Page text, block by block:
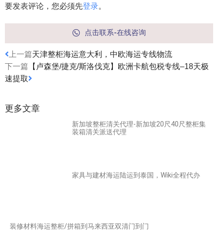
要发表评论，您必须先登录。
点击联系-在线咨询
上一篇天津整柜海运意大利，中欧海运专线物流
下一篇 【卢森堡/捷克/斯洛伐克】欧洲卡航包税专线–18天极
速提取
更多文章
新加坡整柜清关代理-新加坡20尺40尺整柜集
装箱清关派送代理
家具与建材海运陆运到泰国，Wiki全程代办
装修材料海运整柜/拼箱到马来西亚双清门到门